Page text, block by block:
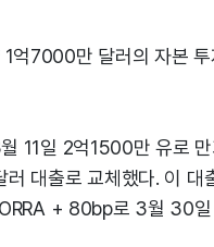
억7000만 달러의 자본
11일 2억1500만 유로
대출로 교체했다. 이
+ 80bp로 3월 30일